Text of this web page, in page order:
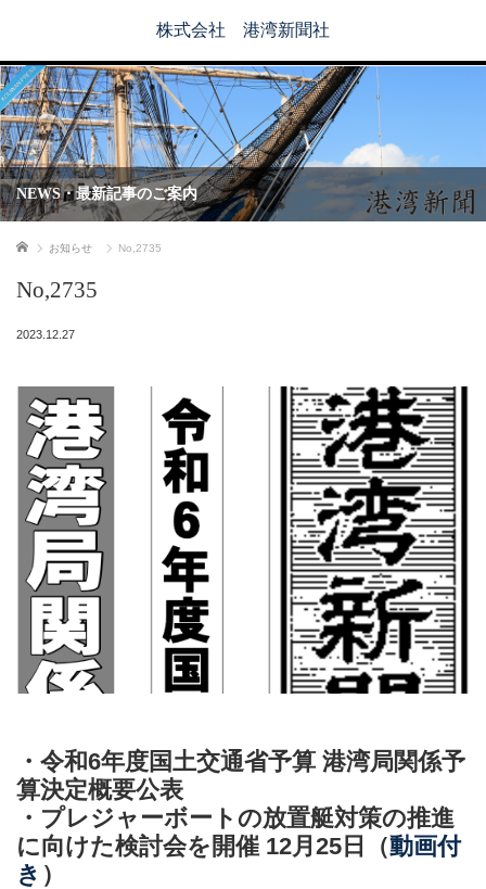
株式会社 港湾新聞社
NEWS・最新記事のご案内
ホーム お知らせ No,2735
No,2735
2023.12.27
・令和6年度国土交通省予算​​ 港湾局関係予
算決定概要公表​​
・プレジャーボートの放置艇対策の推進
に向けた検討会を開催 12月25日​​（動画付
き ）